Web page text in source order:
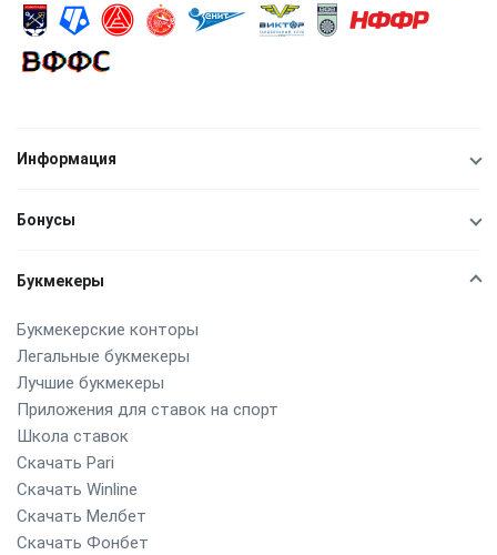
Информация
Бонусы
Букмекеры
Букмекерские конторы
Легальные букмекеры
Лучшие букмекеры
Приложения для ставок на спорт
Школа ставок
Скачать Pari
Скачать Winline
Скачать Мелбет
Скачать Фонбет